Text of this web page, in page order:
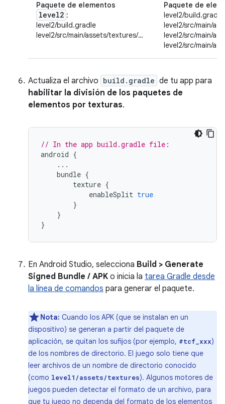
Paquete de elementos
level2 :
level2/build.gradle
level2/src/main/assets/textures/…
Paquete de
level2/build.gradle
level2/src/main/
level2/src/main/
level2/src/main/
Actualiza el archivo build.gradle de tu app para
habilitar la división de los paquetes de
elementos por texturas.
// In the app build.gradle file:
android {
...
bundle {
texture {
enableSplit true
}
}
}
En Android Studio, selecciona Build > Generate
Signed Bundle / APK o inicia la tarea Gradle desde
la línea de comandos para generar el paquete.
Nota: Cuando los APK (que se instalan en un
dispositivo) se generan a partir del paquete de
aplicación, se quitan los sufijos (por ejemplo, #tcf_xxx)
de los nombres de directorio. El juego solo tiene que
leer archivos de un nombre de directorio conocido
(como level1/assets/textures). Algunos motores de
juegos pueden detectar el formato de un archivo, para
que tu juego no dependa del formato de los elementos